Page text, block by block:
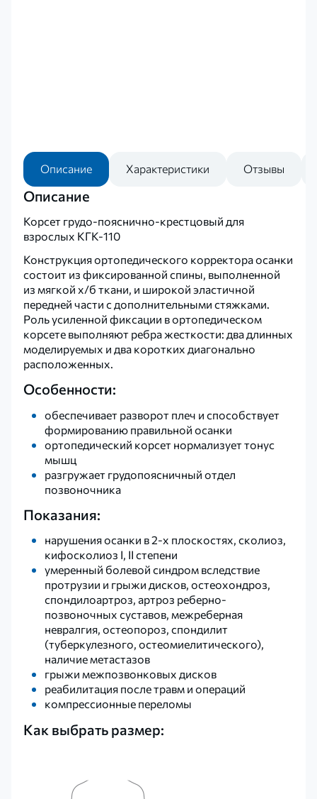
Описание Характеристики Отзывы
Описание
Корсет грудо-пояснично-крестцовый для
взрослых КГК-110
Конструкция ортопедического корректора осанки
состоит из фиксированной спины, выполненной
из мягкой х/б ткани, и широкой эластичной
передней части с дополнительными стяжками.
Роль усиленной фиксации в ортопедическом
корсете выполняют ребра жесткости: два длинных
моделируемых и два коротких диагонально
расположенных.
Особенности:
обеспечивает разворот плеч и способствует
формированию правильной осанки
ортопедический корсет нормализует тонус
мышц
разгружает грудопоясничный отдел
позвоночника
Показания:
нарушения осанки в 2-х плоскостях, сколиоз,
кифосколиоз I, II степени
умеренный болевой синдром вследствие
протрузии и грыжи дисков, остеохондроз,
спондилоартроз, артроз реберно-
позвоночных суставов, межреберная
невралгия, остеопороз, спондилит
(туберкулезного, остеомиелитического),
наличие метастазов
грыжи межпозвонковых дисков
реабилитация после травм и операций
компрессионные переломы
Как выбрать размер: